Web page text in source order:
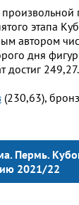
этапа
автором
дня
достиг 249,27.
(230,63),
Пермь.
2021/22